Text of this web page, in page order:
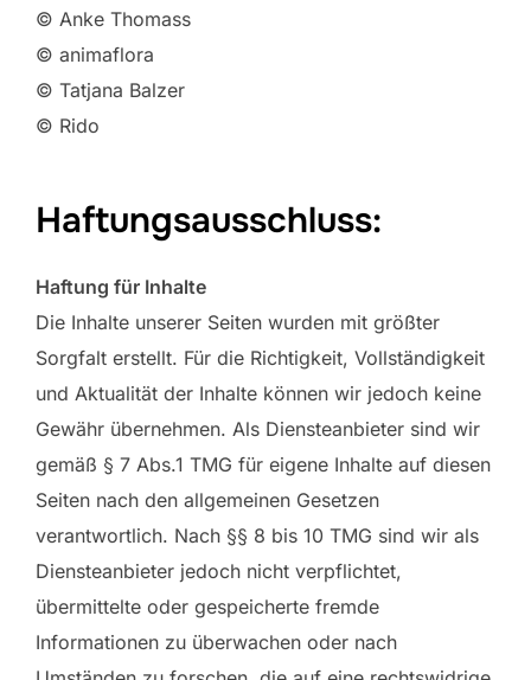
© Anke Thomass
© animaflora
© Tatjana Balzer
© Rido
Haftungsausschluss:
Haftung für Inhalte
Die Inhalte unserer Seiten wurden mit größter
Sorgfalt erstellt. Für die Richtigkeit, Vollständigkeit
und Aktualität der Inhalte können wir jedoch keine
Gewähr übernehmen. Als Diensteanbieter sind wir
gemäß § 7 Abs.1 TMG für eigene Inhalte auf diesen
Seiten nach den allgemeinen Gesetzen
verantwortlich. Nach §§ 8 bis 10 TMG sind wir als
Diensteanbieter jedoch nicht verpflichtet,
übermittelte oder gespeicherte fremde
Informationen zu überwachen oder nach